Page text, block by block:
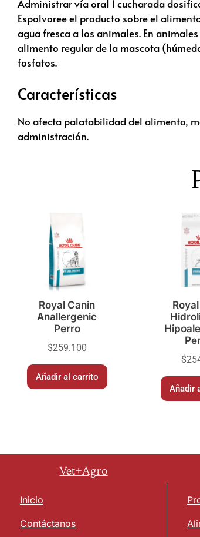
Administrar vía oral 1 cucharada
Espolvoree el producto sobre el
agua fresca a los animales. En
alimento regular de la mascota
fosfatos.
Características
No afecta palatabilidad del alimento,
administración.
Royal Canin
Anallergenic
Perro
$259.100
Añadir al carrito
$
Añadir
Vet+Agro
Inicio
Contáctanos